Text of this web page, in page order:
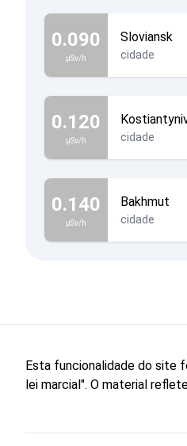
0.090
µSv/h
Sloviansk
cidade
0.120
µSv/h cidade
0.140
µSv/h
Bakhmut
cidade
Esta funcionalidade do site
lei marcial". O material